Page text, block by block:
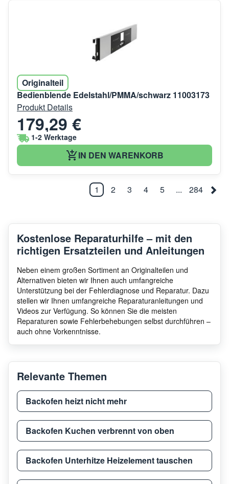
Originalteil
Bedienblende Edelstahl/PMMA/schwarz 11003173
Produkt Details
179,29 €
1-2 Werktage
IN DEN WARENKORB
1 2 3 4 5 ... 284
Kostenlose Reparaturhilfe – mit den
richtigen Ersatzteilen und Anleitungen
Neben einem großen Sortiment an Originalteilen und
Alternativen bieten wir Ihnen auch umfangreiche
Unterstützung bei der Fehlerdiagnose und Reparatur. Dazu
stellen wir Ihnen umfangreiche Reparaturanleitungen und
Videos zur Verfügung. So können Sie die meisten
Reparaturen sowie Fehlerbehebungen selbst durchführen –
auch ohne Vorkenntnisse.
Relevante Themen
Backofen heizt nicht mehr
Backofen Kuchen verbrennt von oben
Backofen Unterhitze Heizelement tauschen